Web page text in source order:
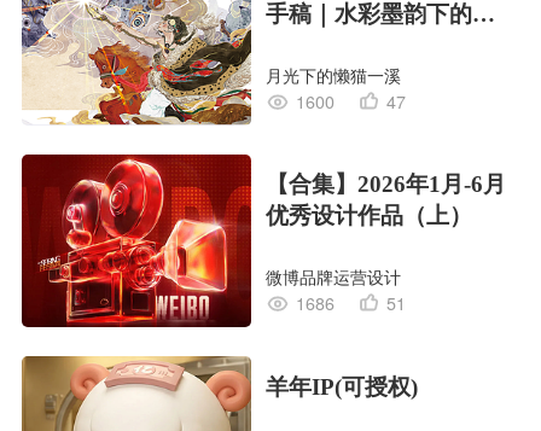
手稿｜水彩墨韵下的史
月光下的懒猫一溪
1600
47
【合集】2026年1月-6月
优秀设计作品（上）
微博品牌运营设计
1686
51
羊年IP(可授权)